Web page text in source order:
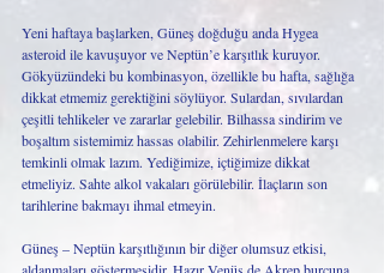
Yeni haftaya başlarken, Güneş doğduğu anda Hygea
asteroid ile kavuşuyor ve Neptün’e karşıtlık kuruyor.
Gökyüzündeki bu kombinasyon, özellikle bu hafta, sağlığa
dikkat etmemiz gerektiğini söylüyor. Sulardan, sıvılardan
çeşitli tehlikeler ve zararlar gelebilir. Bilhassa sindirim ve
boşaltım sistemimiz hassas olabilir. Zehirlenmelere karşı
temkinli olmak lazım. Yediğimize, içtiğimize dikkat
etmeliyiz. Sahte alkol vakaları görülebilir. İlaçların son
tarihlerine bakmayı ihmal etmeyin.
Güneş – Neptün karşıtlığının bir diğer olumsuz etkisi,